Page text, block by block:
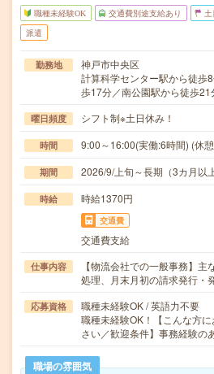
職種未経験OK 交通費別途支給あり
派遣
勤務地
神戸市中央区
計算科学センター駅から徒歩
歩17分／南公園駅から徒歩21
曜日頻度 シフト制※土日休み！
時間 9:00～16:00(実働:6時間) (休
期間 2026/9/上旬～長期（3カ月
時給 時給1370円
交通費
交通費支給
仕事内容
【物流会社での一般事務】
処理、月末月初の請求発行
応募資格
職種未経験OK / 英語力不要
職種未経験OK！【こんな方
さい／歓迎条件】事務経験の
職場の雰囲気